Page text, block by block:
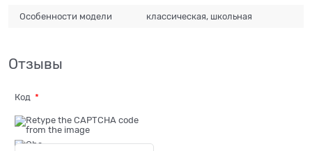
Особенности модели классическая, школьная
Отзывы
Код